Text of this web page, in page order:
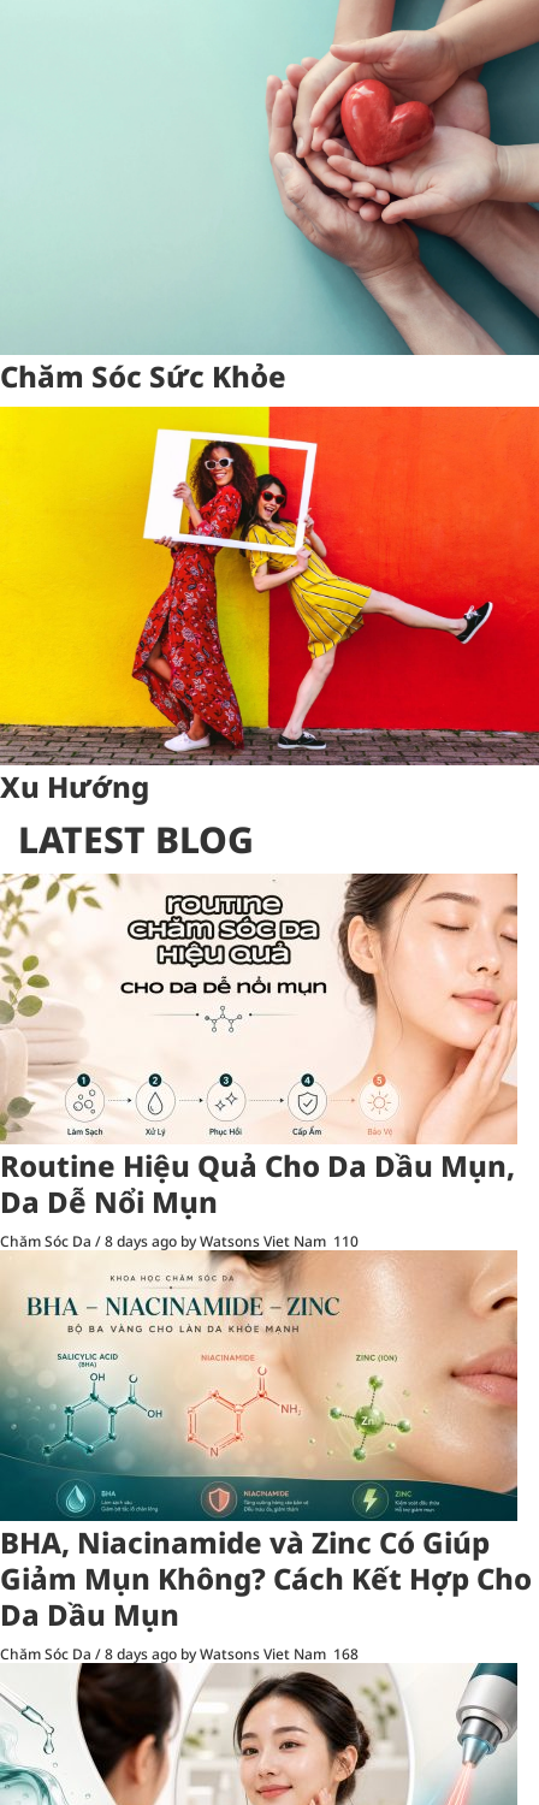
Chăm Sóc Sức Khỏe
Xu Hướng
LATEST BLOG
Routine Hiệu Quả Cho Da Dầu Mụn,
Da Dễ Nổi Mụn
Chăm Sóc Da /8 days ago by Watsons Viet Nam 110
BHA, Niacinamide và Zinc Có Giúp
Giảm Mụn Không? Cách Kết Hợp Cho
Da Dầu Mụn
Chăm Sóc Da /8 days ago by Watsons Viet Nam 168